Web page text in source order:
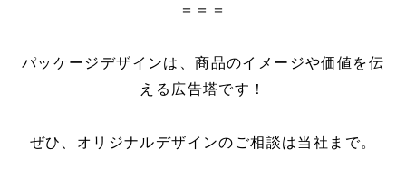
＝＝＝
パッケージデザインは、商品のイメージや価値を伝
える広告塔です！
ぜひ、オリジナルデザインのご相談は当社まで。